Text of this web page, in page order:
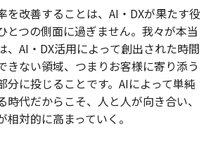
を改善することは、AI・DXが果たす役
とつの側面に過ぎません。我々が本当
、AI・DX活用によって創出された時間
きない領域、つまりお客様に寄り添う
分に投じることです。AIによって単純
時代だからこそ、人と人が向き合い、
対的に高まっていく。